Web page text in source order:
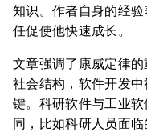
知识。作者自身的经
任促使他快速成长。
文章强调了康威定律
社会结构，软件开发
键。科研软件与工业
同，比如科研人员面临